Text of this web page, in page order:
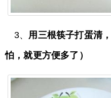
3、 用三根筷子打蛋清
怕，就更方便多了）